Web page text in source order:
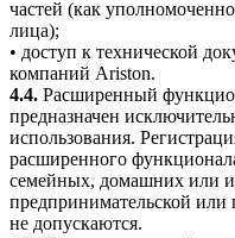
частей (как
лица);
• доступ к технической
компаний Ariston.
4.4. Расширенный
предназначен
использования.
расширенного
семейных, домашних или
предпринимательской или
не допускаются.